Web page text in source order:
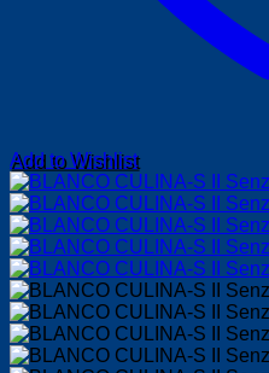
Add to Wishlist